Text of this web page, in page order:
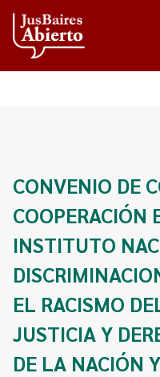
Funciones del
Plenario de
Estadísticas
Presupuesto,
Memorias
Innovación en la Justicia
Visualización de Datos
Redes Internacionales
Encuentros anteriores
Nuestros Co-creadores
Participación
Programa
Innovación e incidencia
Programa Educación
Novedades
Preguntas
Contacto
CONVENIO DE
COOPERACIÓN
INSTITUTO
EL RACISMO
JUSTICIA Y
DE LA NACIÓN